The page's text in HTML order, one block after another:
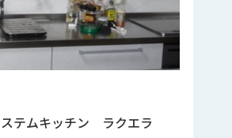
テムキッチン ラクエラ